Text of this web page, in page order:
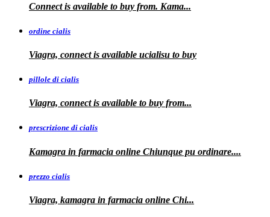
Connect is available to buy from. Kama...
ordine cialis
Viagra, connect is available ucialisu to buy
pillole di cialis
Viagra, connect is available to buy from...
prescrizione di cialis
Kamagra in farmacia online Chiunque pu ordinare....
prezzo cialis
Viagra, kamagra in farmacia online Chi...